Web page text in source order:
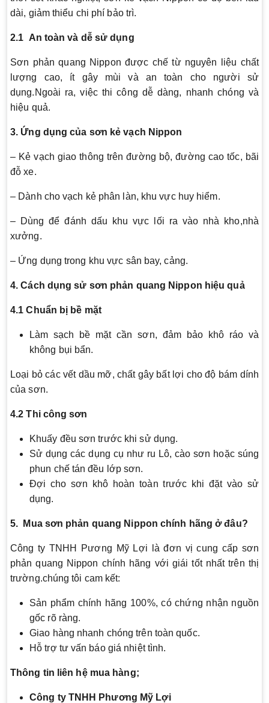
dài, giảm thiểu chi phí bảo trì.
2.1 An toàn và dễ sử dụng
Sơn phản quang Nippon được chế từ nguyên liệu chất
lượng cao, ít gây mùi và an toàn cho người sử
dụng.Ngoài ra, việc thi công dễ dàng, nhanh chóng và
hiệu quả.
3. Ứng dụng của sơn kẻ vạch Nippon
– Kẻ vạch giao thông trên đường bộ, đường cao tốc, bãi
đỗ xe.
– Dành cho vạch kẻ phân làn, khu vực huy hiểm.
– Dùng để đánh dấu khu vực lối ra vào nhà kho,nhà
xưởng.
– Ứng dụng trong khu vực sân bay, cảng.
4. Cách dụng sử sơn phản quang Nippon hiệu quả
4.1 Chuẩn bị bề mặt
Làm sạch bề mặt cần sơn, đảm bảo khô ráo và
không bụi bẩn.
Loại bỏ các vết dầu mỡ, chất gây bất lợi cho độ bám dính
của sơn.
4.2 Thi công sơn
Khuấy đều sơn trước khi sử dụng.
Sử dụng các dụng cụ như ru Lô, cào sơn hoặc súng
phun chế tán đều lớp sơn.
Đợi cho sơn khô hoàn toàn trước khi đặt vào sử
dụng.
5. Mua sơn phản quang Nippon chính hãng ở đâu?
Công ty TNHH Pương Mỹ Lợi là đơn vị cung cấp sơn
phản quang Nippon chính hãng với giái tốt nhất trên thị
trường.chúng tôi cam kết:
Sản phẩm chính hãng 100%, có chứng nhận nguồn
gốc rõ ràng.
Giao hàng nhanh chóng trên toàn quốc.
Hỗ trợ tư vấn báo giá nhiệt tình.
Thông tin liên hệ mua hàng;
Công ty TNHH Phương Mỹ Lợi